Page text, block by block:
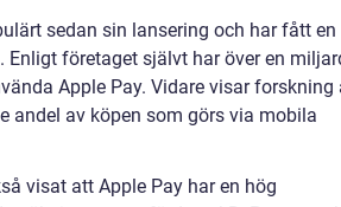
sedan sin lansering och har fått en
Enligt företaget självt har över en
Apple Pay. Vidare visar forskning
andel av köpen som görs via mobila
visat att Apple Pay har en hög